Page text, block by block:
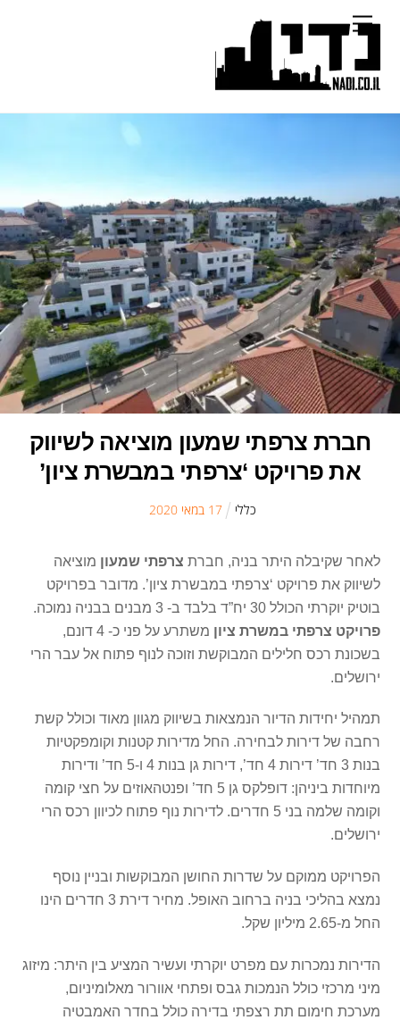
content
Menu
חברת צרפתי שמעון מוציאה לשיווק
את פרויקט ‘צרפתי במבשרת ציון’
כללי 17 במאי 2020
לאחר שקיבלה היתר בניה, חברת צרפתי שמעון מוציאה
לשיווק את פרויקט ‘צרפתי במבשרת ציון’. מדובר בפרויקט
בוטיק יוקרתי הכולל 30 יח”ד בלבד ב- 3 מבנים בבניה נמוכה.
פרויקט צרפתי במשרת ציון
משתרע על פני כ- 4 דונם,
בשכונת רכס חלילים המבוקשת וזוכה לנוף פתוח אל עבר הרי
ירושלים.
תמהיל יחידות הדיור הנמצאות בשיווק מגוון מאוד וכולל קשת
רחבה של דירות לבחירה. החל מדירות קטנות וקומפקטיות
בנות 3 חד’ דירות 4 חד’, דירות גן בנות 4 ו-5 חד’ ודירות
מיוחדות ביניהן: דופלקס גן 5 חד’ ופנטהאוזים על חצי קומה
וקומה שלמה בני 5 חדרים. לדירות נוף פתוח לכיוון רכס הרי
ירושלים.
הפרויקט ממוקם על שדרות החושן המבוקשות ובניין נוסף
נמצא בהליכי בניה ברחוב האופל. מחיר דירת 3 חדרים הינו
החל מ-2.65 מיליון שקל.
הדירות נמכרות עם מפרט יוקרתי ועשיר המציע בין היתר: מיזוג
מיני מרכזי כולל הנמכות גבס ופתחי אוורור מאלומיניום,
מערכת חימום תת רצפתי בדירה כולל בחדר האמבטיה